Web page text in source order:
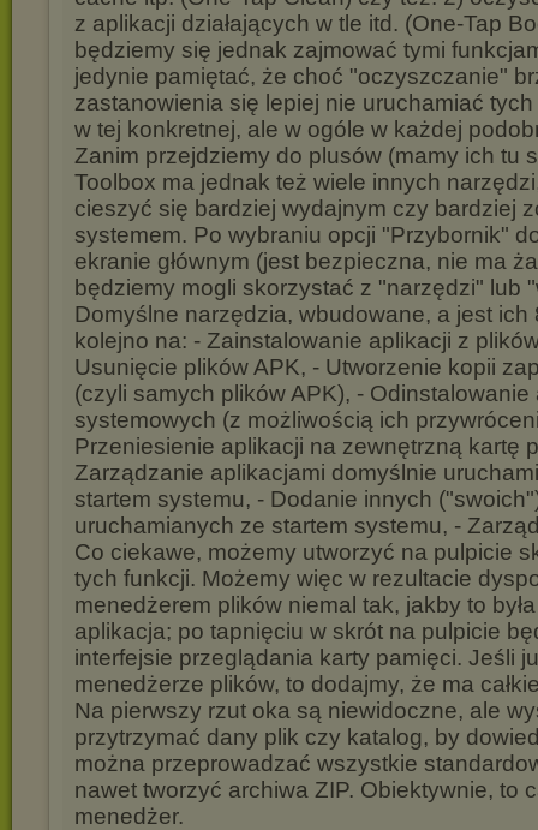
z aplikacji działających w tle itd. (One-Tap
będziemy się jednak zajmować tymi
jedynie pamiętać, że choć "oczyszczanie"
zastanowienia się lepiej nie uruchamiać
w tej konkretnej, ale w ogóle w każdej
Zanim przejdziemy do plusów (mamy ich tu
Toolbox ma jednak też wiele innych
cieszyć się bardziej wydajnym czy bardziej
systemem. Po wybraniu opcji "Przybornik"
ekranie głównym (jest bezpieczna, nie ma
będziemy mogli skorzystać z "narzędzi" lub
Domyślne narzędzia, wbudowane, a jest ich
kolejno na: - Zainstalowanie aplikacji z
Usunięcie plików APK, - Utworzenie kopii
(czyli samych plików APK), - Odinstalowanie
systemowych (z możliwością ich
Przeniesienie aplikacji na zewnętrzną kartę
Zarządzanie aplikacjami domyślnie
startem systemu, - Dodanie innych
uruchamianych ze startem systemu, -
Co ciekawe, możemy utworzyć na pulpicie
tych funkcji. Możemy więc w rezultacie
menedżerem plików niemal tak, jakby to
aplikacja; po tapnięciu w skrót na pulpicie
interfejsie przeglądania karty pamięci. Jeśli
menedżerze plików, to dodajmy, że ma
Na pierwszy rzut oka są niewidoczne, ale
przytrzymać dany plik czy katalog, by
można przeprowadzać wszystkie
nawet tworzyć archiwa ZIP. Obiektywnie, to
menedżer.